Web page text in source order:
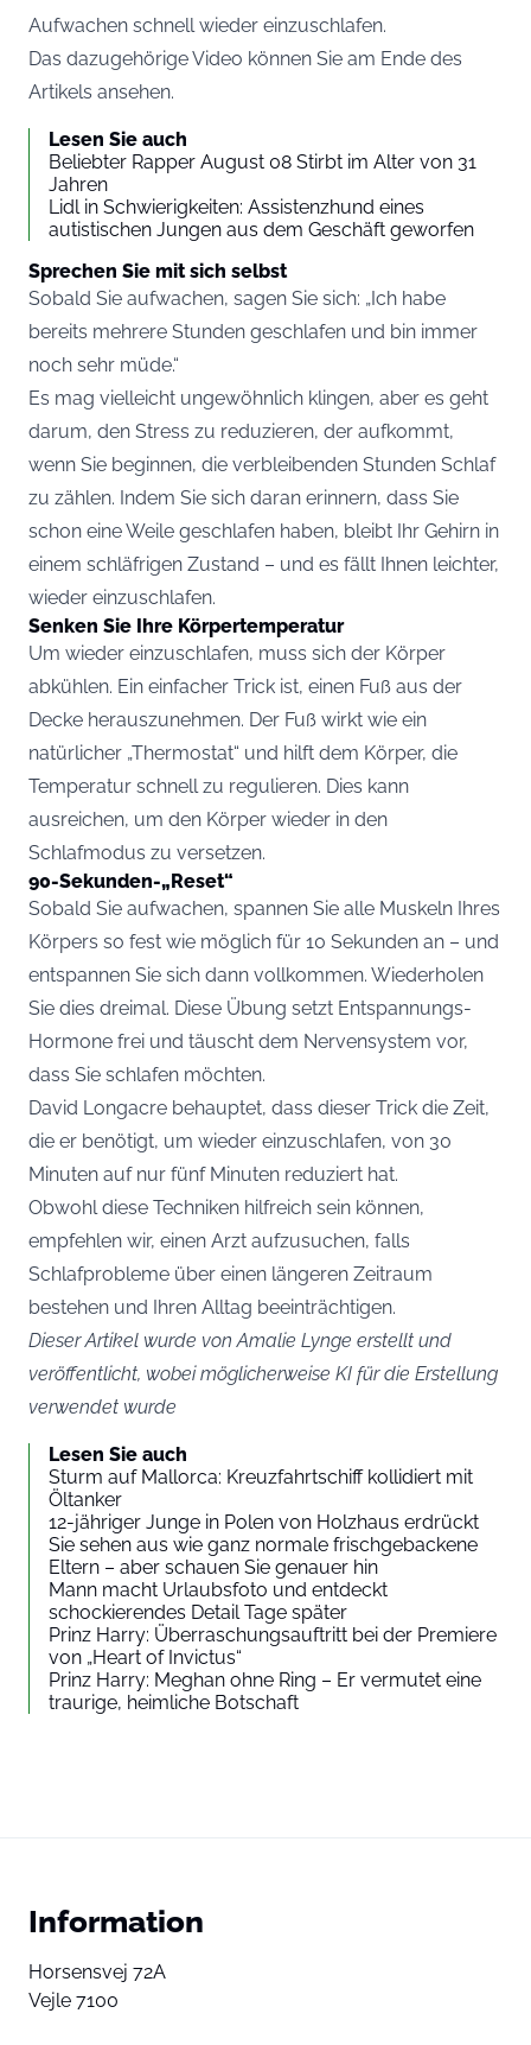
Aufwachen schnell wieder einzuschlafen.
Das dazugehörige Video können Sie am Ende des
Artikels ansehen.
Lesen Sie auch
Beliebter Rapper August 08 Stirbt im Alter von 31
Jahren
Lidl in Schwierigkeiten: Assistenzhund eines
autistischen Jungen aus dem Geschäft geworfen
Sprechen Sie mit sich selbst
Sobald Sie aufwachen, sagen Sie sich: „Ich habe
bereits mehrere Stunden geschlafen und bin immer
noch sehr müde.“
Es mag vielleicht ungewöhnlich klingen, aber es geht
darum, den Stress zu reduzieren, der aufkommt,
wenn Sie beginnen, die verbleibenden Stunden Schlaf
zu zählen. Indem Sie sich daran erinnern, dass Sie
schon eine Weile geschlafen haben, bleibt Ihr Gehirn in
einem schläfrigen Zustand – und es fällt Ihnen leichter,
wieder einzuschlafen.
Senken Sie Ihre Körpertemperatur
Um wieder einzuschlafen, muss sich der Körper
abkühlen. Ein einfacher Trick ist, einen Fuß aus der
Decke herauszunehmen. Der Fuß wirkt wie ein
natürlicher „Thermostat“ und hilft dem Körper, die
Temperatur schnell zu regulieren. Dies kann
ausreichen, um den Körper wieder in den
Schlafmodus zu versetzen.
90-Sekunden-„Reset“
Sobald Sie aufwachen, spannen Sie alle Muskeln Ihres
Körpers so fest wie möglich für 10 Sekunden an – und
entspannen Sie sich dann vollkommen. Wiederholen
Sie dies dreimal. Diese Übung setzt Entspannungs-
Hormone frei und täuscht dem Nervensystem vor,
dass Sie schlafen möchten.
David Longacre behauptet, dass dieser Trick die Zeit,
die er benötigt, um wieder einzuschlafen, von 30
Minuten auf nur fünf Minuten reduziert hat.
Obwohl diese Techniken hilfreich sein können,
empfehlen wir, einen Arzt aufzusuchen, falls
Schlafprobleme über einen längeren Zeitraum
bestehen und Ihren Alltag beeinträchtigen.
Dieser Artikel wurde von Amalie Lynge erstellt und
veröffentlicht, wobei möglicherweise KI für die Erstellung
verwendet wurde
Lesen Sie auch
Sturm auf Mallorca: Kreuzfahrtschiff kollidiert mit
Öltanker
12-jähriger Junge in Polen von Holzhaus erdrückt
Sie sehen aus wie ganz normale frischgebackene
Eltern – aber schauen Sie genauer hin
Mann macht Urlaubsfoto und entdeckt
schockierendes Detail Tage später
Prinz Harry: Überraschungsauftritt bei der Premiere
von „Heart of Invictus“
Prinz Harry: Meghan ohne Ring – Er vermutet eine
traurige, heimliche Botschaft
Information
Horsensvej 72A
Vejle 7100